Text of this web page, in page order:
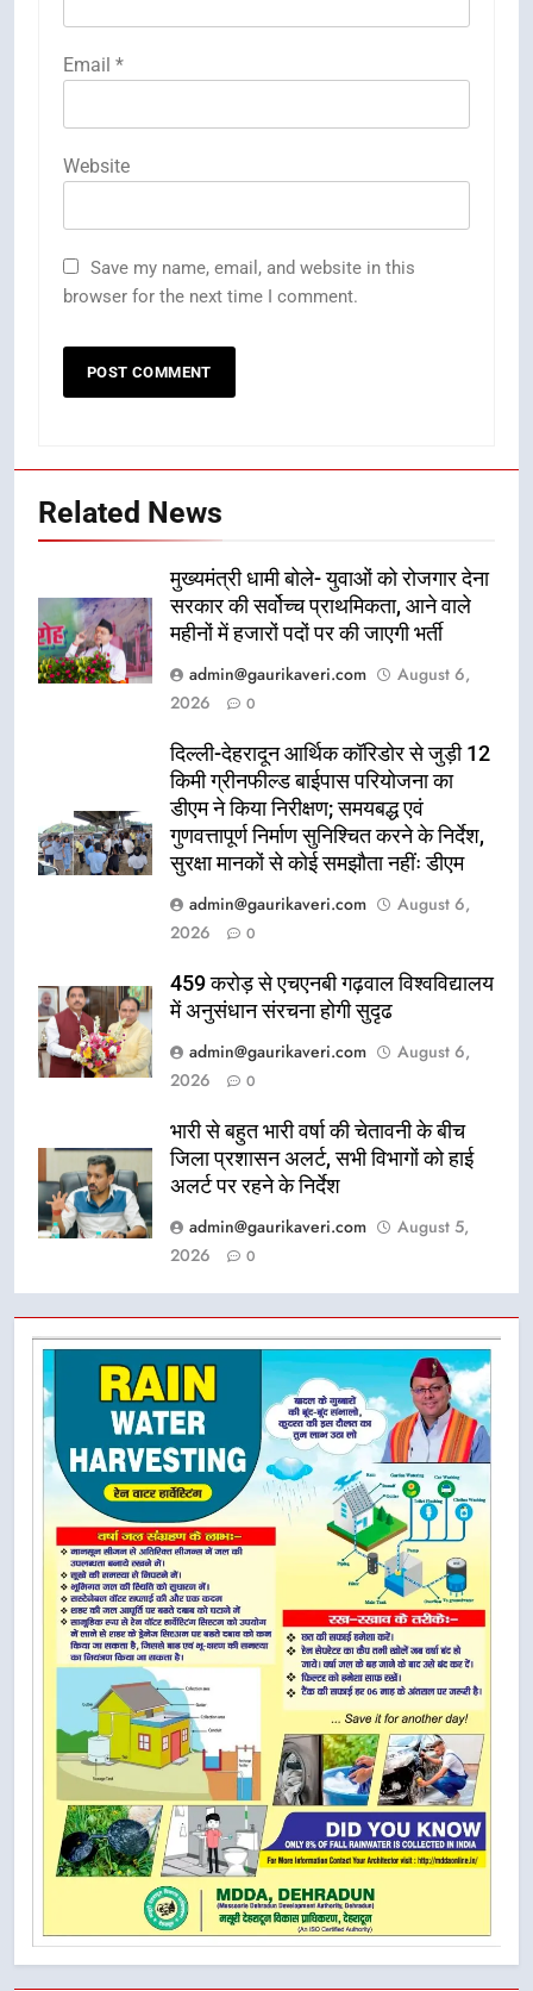
Email *
Website
Save my name, email, and website in this
browser for the next time I comment.
Related News
मुख्यमंत्री धामी बोले- युवाओं को रोजगार देना
सरकार की सर्वोच्च प्राथमिकता, आने वाले
महीनों में हजारों पदों पर की जाएगी भर्ती
admin@gaurikaveri.com
August 6,
2026
0
दिल्ली-देहरादून आर्थिक कॉरिडोर से जुड़ी 12
किमी ग्रीनफील्ड बाईपास परियोजना का
डीएम ने किया निरीक्षण; समयबद्ध एवं
गुणवत्तापूर्ण निर्माण सुनिश्चित करने के निर्देश,
सुरक्षा मानकों से कोई समझौता नहींः डीएम
admin@gaurikaveri.com
August 6,
2026
0
459 करोड़ से एचएनबी गढ़वाल विश्वविद्यालय
में अनुसंधान संरचना होगी सुदृढ
admin@gaurikaveri.com
August 6,
2026
0
भारी से बहुत भारी वर्षा की चेतावनी के बीच
जिला प्रशासन अलर्ट, सभी विभागों को हाई
अलर्ट पर रहने के निर्देश
admin@gaurikaveri.com
August 5,
2026
0